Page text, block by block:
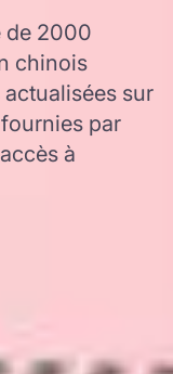
de 2000
chinois
sur
par
à